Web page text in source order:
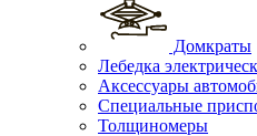
Домкраты
Лебедка
Аксессуары
Специальные
Толщиномеры